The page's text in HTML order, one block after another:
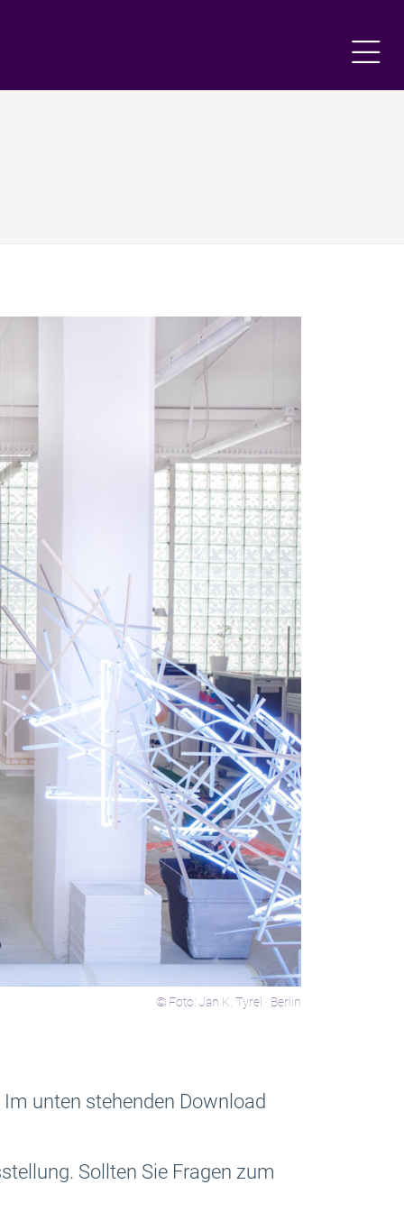
© Foto: Jan K. Tyrel · Berlin
unten stehenden Download
Sollten Sie Fragen zum